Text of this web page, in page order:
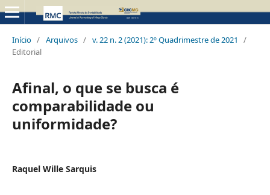
Início / Arquivos / v. 22 n. 2 (2021): 2º Quadrimestre de 2021
/
Editorial
Afinal, o que se busca é
comparabilidade ou
uniformidade?
Raquel Wille Sarquis